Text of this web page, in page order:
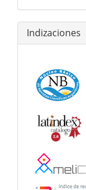
Indizaciones